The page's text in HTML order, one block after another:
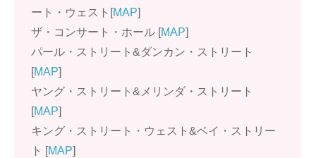
ート・ウェスト[MAP]
ザ・コンサート・ホール [MAP]
パール・ストリート&ダンカン・ストリート
[MAP]
ヤング・ストリート&メリンダ・ストリート
[MAP]
キング・ストリート・ウェスト&ベイ・ストリー
ト [MAP]